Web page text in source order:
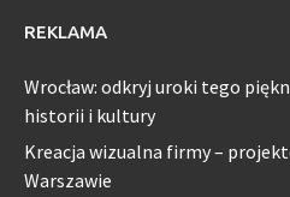
REKLAMA
Wrocław: odkryj uroki tego
historii i kultury
Kreacja wizualna firmy –
Warszawie